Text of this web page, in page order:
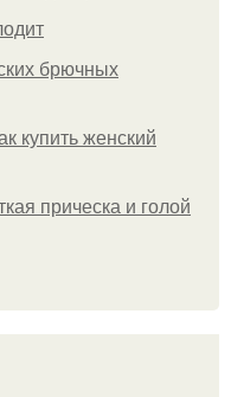
брючных
купить женский
прическа и голой